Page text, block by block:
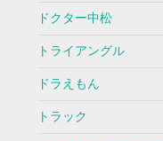
ドクター中松
トライアングル
ドラえもん
トラック